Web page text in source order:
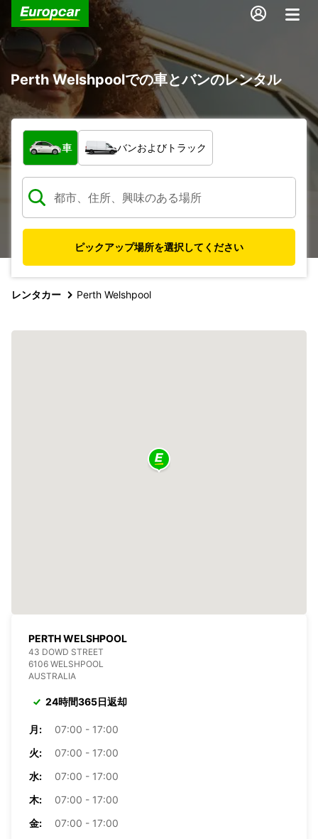
Perth Welshpoolでの車とバンのレンタル
車両の種類
車 バンおよびトラック
ピックアップ場所を選択してください
レンタカー Perth Welshpool
PERTH WELSHPOOL
43 DOWD STREET
6106 WELSHPOOL
AUSTRALIA
24時間365日返却
月:
07:00 - 17:00
火:
07:00 - 17:00
水:
07:00 - 17:00
木:
07:00 - 17:00
金:
07:00 - 17:00